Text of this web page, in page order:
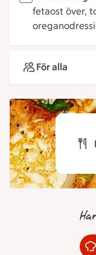
fetaost över,
För alla